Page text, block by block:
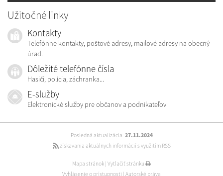
Užitočné linky
Kontakty
Telefónne kontakty, poštové adresy, mailové adresy na obecný
úrad.
Dôležité telefónne čísla
Hasiči, polícia, záchranka...
E-služby
Elektronické služby pre občanov a podnikateľov
Posledná aktualizácia: 27.11.2024
získavania aktuálnych informácií s využitím RSS
Mapa stránok Vytlačiť stránku
Vyhlásenie o prístupnosti Autorské práva